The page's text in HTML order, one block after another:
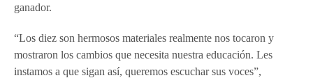
ganador.
“Los diez son hermosos materiales realmente nos tocaron y
mostraron los cambios que necesita nuestra educación. Les
instamos a que sigan así, queremos escuchar sus voces”,